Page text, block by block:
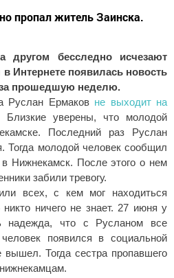
пропал житель Заинска.
другом бесследно исчезают
Интернете появилась новость
прошедшую неделю.
Руслан Ермаков не выходит на
Близкие уверены, что молодой
Последний раз Руслан
Тогда молодой человек сообщил
Нижнекамск. После этого о нем
забили тревогу.
всех, с кем мог находиться
ничего не знает. 27 июня у
надежда, что с Русланом все
появился в социальной
вышел. Тогда сестра пропавшего